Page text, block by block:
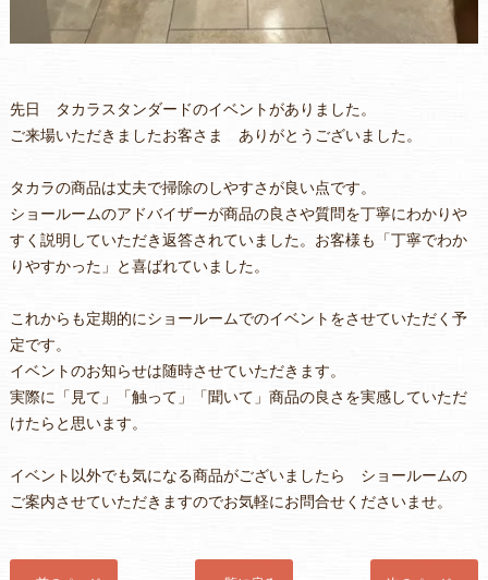
先日 タカラスタンダードのイベントがありました。
ご来場いただきましたお客さま ありがとうございました。
タカラの商品は丈夫で掃除のしやすさが良い点です。
ショールームのアドバイザーが商品の良さや質問を丁寧にわかりや
すく説明していただき返答されていました。お客様も「丁寧でわか
りやすかった」と喜ばれていました。
これからも定期的にショールームでのイベントをさせていただく予
定です。
イベントのお知らせは随時させていただきます。
実際に「見て」「触って」「聞いて」商品の良さを実感していただ
けたらと思います。
イベント以外でも気になる商品がございましたら ショールームの
ご案内させていただきますのでお気軽にお問合せくださいませ。